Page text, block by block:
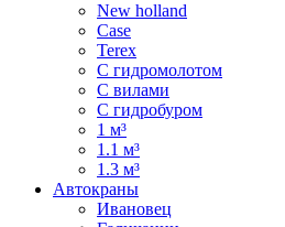
New holland
Case
Terex
С гидромолотом
С вилами
С гидробуром
1 м³
1.1 м³
1.3 м³
Автокраны
Ивановец